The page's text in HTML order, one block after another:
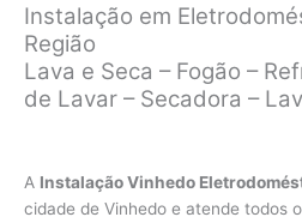
Instalação em
Região
Lava e Seca – Fogão –
de Lavar – Secadora –
A Instalação Vinhedo
cidade de Vinhedo e atende todos